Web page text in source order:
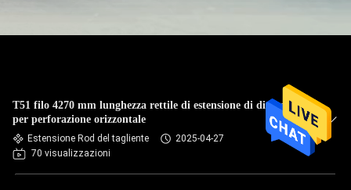
T51 filo 4270 mm lunghezza rettile di estensione di diamanti
per perforazione orizzontale
Estensione Rod del tagliente
2025-04-27
70 visualizzazioni